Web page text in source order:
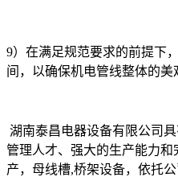
9）在满足规范要求的前提下
间，以确保机电管线整体的美
湖南泰昌电器设备有限公司
管理人才、强大的生产能力
产，母线槽,桥架设备，依托